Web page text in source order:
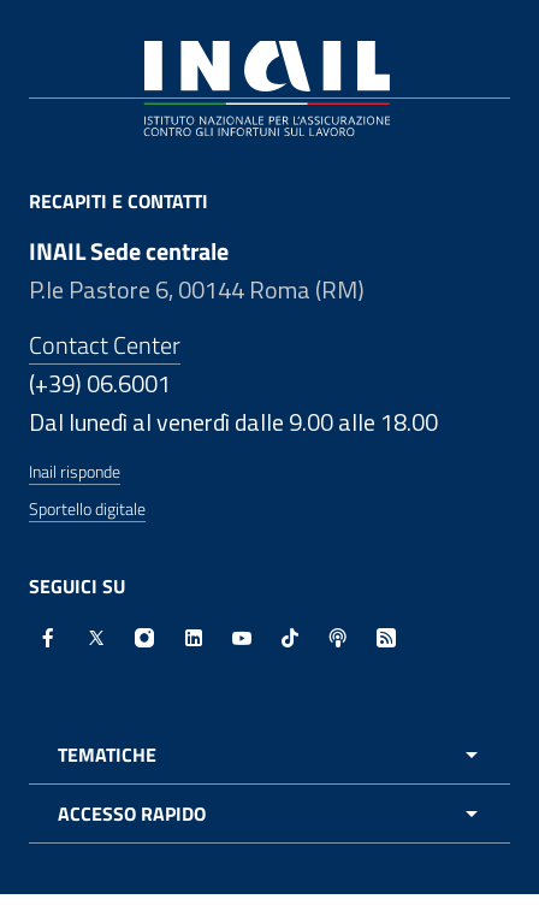
RECAPITI E CONTATTI
INAIL Sede centrale
P.le Pastore 6, 00144 Roma (RM)
Contact Center
(+39) 06.6001
Dal lunedì al venerdì dalle 9.00 alle 18.00
Inail risponde
Sportello digitale
SEGUICI SU
Facebook - Sito esterno - Apertura in nuova finestra
X - Sito esterno - Apertura in nuova finestra
Instagram - Sito esterno - Apertura in
Linkedin - Sito esterno - Apertura in
Youtube - Sito esterno -
TikTok - Sito esterno -
Spreaker - Sito
Feed RSS -
TEMATICHE
ACCESSO RAPIDO